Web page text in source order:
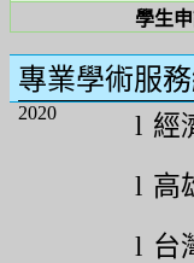
學生
專業學術服
2020 l 經
l 高
l 台